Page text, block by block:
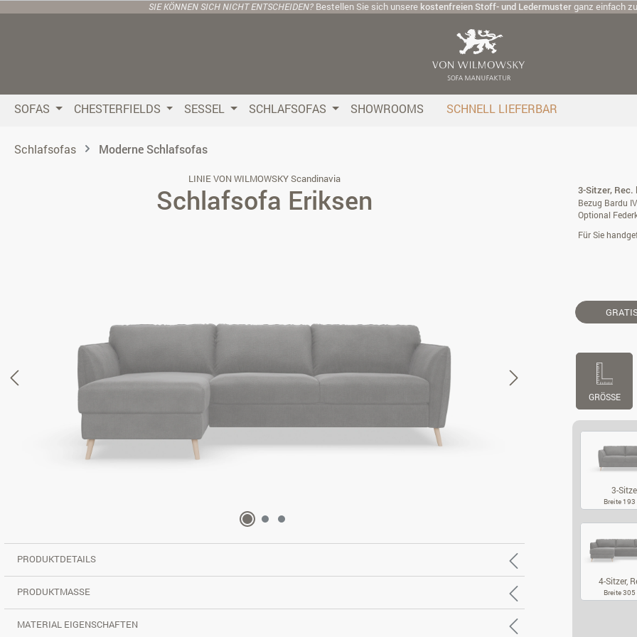
Hauptinhalt springen
Zur Suche springen
Zur Hauptnavigation springen
SIE KÖNNEN SICH NICHT ENTSCHEIDEN? Bestellen Sie sich unsere kostenfreien Stoff- und Ledermusterganz einfach
SOFAS CHESTERFIELDS SESSEL SCHLAFSOFAS SHOWROOMS SCHNELL LIEFERBAR
Schlafsofas Moderne Schlafsofas
LINIE VON WILMOWSKY Scandinavia
Schlafsofa Eriksen 3-Sitzer,
Bezug Bardu
Optional
Für Sie
GRÖSSE
3-
Breite 193
4-Sitzer,
Breite 305
PRODUKTDETAILS
PRODUKTMASSE
MATERIAL EIGENSCHAFTEN